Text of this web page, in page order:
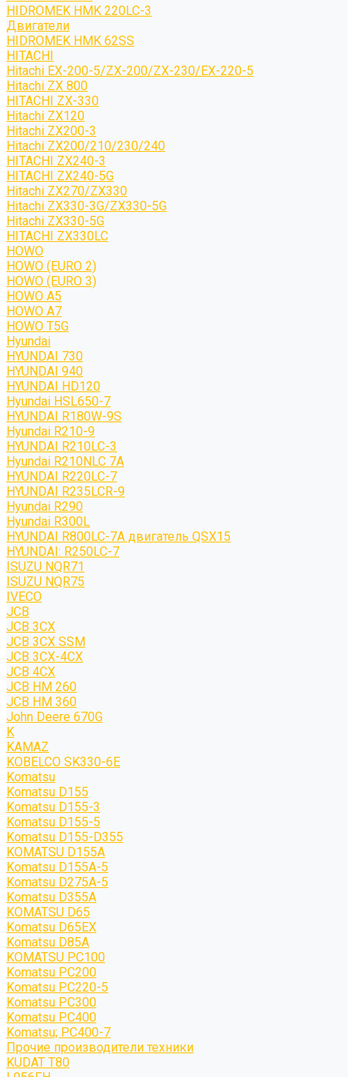
HIDROMEK HMK 220LC-3
Двигатели
HIDROMEK HMK 62SS
HITACHI
Hitachi EX-200-5/ZX-200/ZX-230/EX-220-5
Hitachi ZX 800
HITACHI ZX-330
Hitachi ZX120
Hitachi ZX200-3
Hitachi ZX200/210/230/240
HITACHI ZX240-3
HITACHI ZX240-5G
Hitachi ZX270/ZX330
Hitachi ZX330-3G/ZX330-5G
Hitachi ZX330-5G
HITACHI ZX330LC
HOWO
HOWO (EURO 2)
HOWO (EURO 3)
HOWO A5
HOWO A7
HOWO T5G
Hyundai
HYUNDAI 730
HYUNDAI 940
HYUNDAI HD120
Hyundai HSL650-7
HYUNDAI R180W-9S
Hyundai R210-9
HYUNDAI R210LC-3
Hyundai R210NLC 7A
HYUNDAI R220LC-7
HYUNDAI R235LCR-9
Hyundai R290
Hyundai R300L
HYUNDAI R800LC-7A двигатель QSX15
HYUNDAI: R250LC-7
ISUZU NQR71
ISUZU NQR75
IVECO
JCB
JCB 3CX
JCB 3CX SSM
JCB 3CX-4CX
JCB 4CX
JCB HM 260
JCB HM 360
John Deere 670G
K
KAMAZ
KOBELCO SK330-6E
Komatsu
Komatsu D155
Komatsu D155-3
Komatsu D155-5
Komatsu D155-D355
KOMATSU D155A
Komatsu D155A-5
Komatsu D275A-5
Komatsu D355A
KOMATSU D65
Komatsu D65EX
Komatsu D85A
KOMATSU PC100
Komatsu PC200
Komatsu PC220-5
Komatsu PC300
Komatsu PC400
Komatsu; PC400-7
Прочие производители техники
KUDAT T80